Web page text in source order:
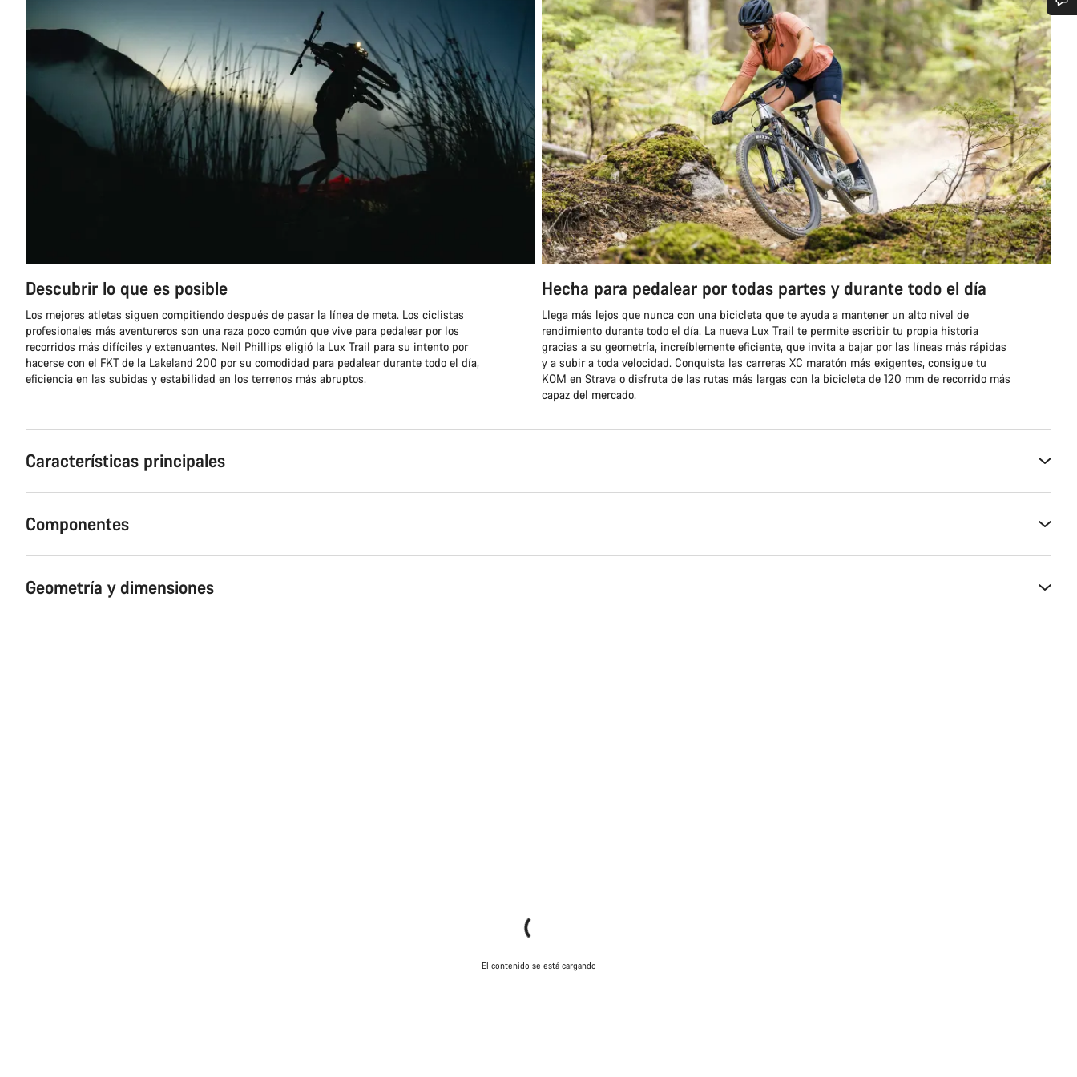
Descubrir lo que es posible
Los mejores atletas siguen compitiendo después de pasar la línea de meta. Los ciclistas
profesionales más aventureros son una raza poco común que vive para pedalear por los
recorridos más difíciles y extenuantes. Neil Phillips eligió la Lux Trail para su intento por
hacerse con el FKT de la Lakeland 200 por su comodidad para pedalear durante todo el día,
eficiencia en las subidas y estabilidad en los terrenos más abruptos.
Hecha para pedalear por todas partes y durante todo el día
Llega más lejos que nunca con una bicicleta que te ayuda a mantener un alto nivel de
rendimiento durante todo el día. La nueva Lux Trail te permite escribir tu propia historia
gracias a su geometría, increíblemente eficiente, que invita a bajar por las líneas más rápidas
y a subir a toda velocidad. Conquista las carreras XC maratón más exigentes, consigue tu
KOM en Strava o disfruta de las rutas más largas con la bicicleta de 120 mm de recorrido más
capaz del mercado.
Características principales
Componentes
Geometría y dimensiones
El contenido se está cargando
¿Necesitas ayuda?
Nuestros expertos estarán encantados de responder a tus preguntas.
Abrir chat
Cerrar